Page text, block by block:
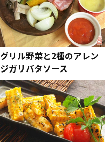
グリル野菜と2種のアレン
ジガリバタソース